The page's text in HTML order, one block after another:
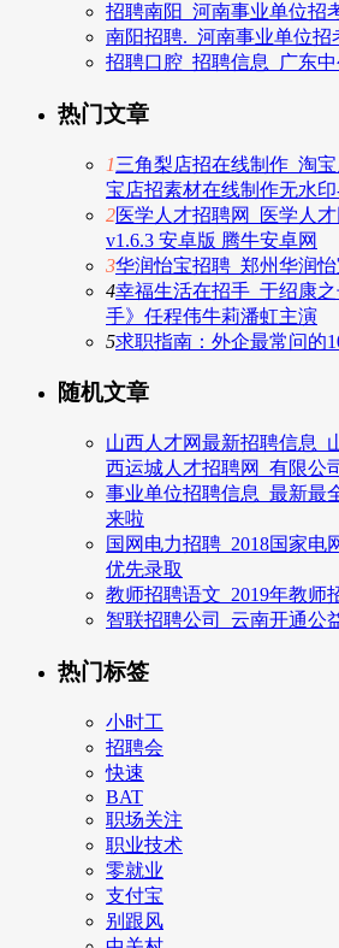
招聘南阳_河南事业单位招
南阳招聘._河南事业单位招
招聘口腔_招聘信息_广东
热门文章
1三角梨店招在线制作_淘
宝店招素材在线制作无水
2医学人才招聘网_医学人
v1.6.3 安卓版 腾牛安卓网
3华润怡宝招聘_郑州华润
4幸福生活在招手_于绍康
手》任程伟牛莉潘虹主演
5求职指南：外企最常问的
随机文章
山西人才网最新招聘信息_
西运城人才招聘网_有限公
事业单位招聘信息_最新最
来啦
国网电力招聘_2018国家电
优先录取
教师招聘语文_2019年教师
智联招聘公司_云南开通公
热门标签
小时工
招聘会
快速
BAT
职场关注
职业技术
零就业
支付宝
别跟风